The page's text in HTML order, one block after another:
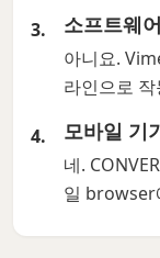
소프트웨
아니요.
라인으로
모바일 기
네.
일 browser